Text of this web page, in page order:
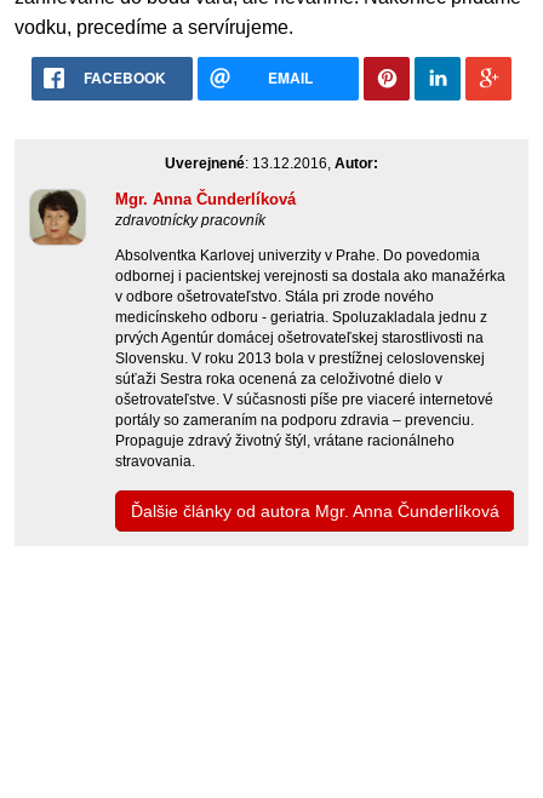
vodku, precedíme a servírujeme.
FACEBOOK EMAIL
Uverejnené: 13.12.2016, Autor:
Mgr. Anna Čunderlíková
zdravotnícky pracovník
Absolventka Karlovej univerzity v Prahe. Do povedomia
odbornej i pacientskej verejnosti sa dostala ako manažérka
v odbore ošetrovateľstvo. Stála pri zrode nového
medicínskeho odboru - geriatria. Spoluzakladala jednu z
prvých Agentúr domácej ošetrovateľskej starostlivosti na
Slovensku. V roku 2013 bola v prestížnej celoslovenskej
súťaži Sestra roka ocenená za celoživotné dielo v
ošetrovateľstve. V súčasnosti píše pre viaceré internetové
portály so zameraním na podporu zdravia – prevenciu.
Propaguje zdravý životný štýl, vrátane racionálneho
stravovania.
Ďalšie články od autora Mgr. Anna Čunderlíková